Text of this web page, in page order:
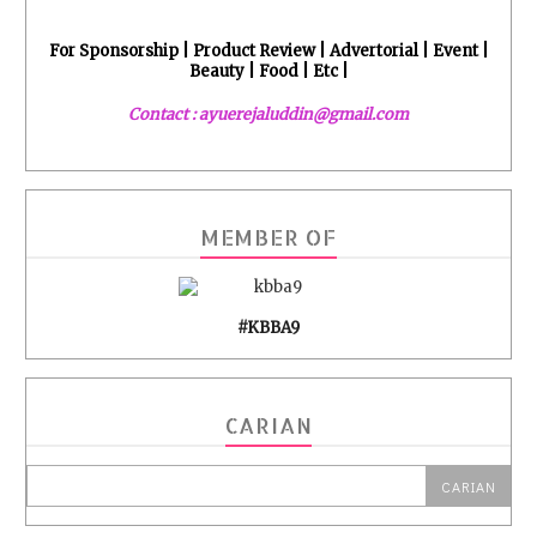
For Sponsorship | Product Review | Advertorial | Event |
Beauty | Food | Etc |
Contact : ayuerejaluddin@gmail.com
MEMBER OF
#KBBA9
CARIAN